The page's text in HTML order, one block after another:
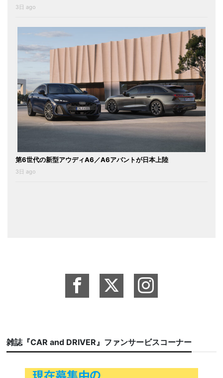
3日 ago
第6世代の新型アウディA6／A6アバントが日本上陸
3日 ago
雑誌『CAR and DRIVER』ファンサービスコーナー